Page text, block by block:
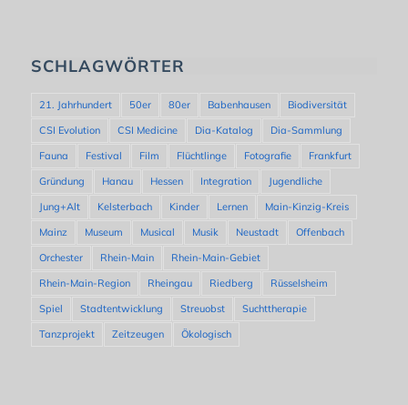
SCHLAGWÖRTER
21. Jahrhundert 50er 80er Babenhausen
Biodiversität
CSI Evolution
CSI Medicine Dia-Katalog
Dia-Sammlung
Fauna
Festival Film Flüchtlinge Fotografie
Frankfurt
Gründung
Hanau Hessen Integration
Jugendliche
Jung+Alt
Kelsterbach Kinder Lernen
Main-Kinzig-Kreis
Mainz
Museum Musical Musik Neustadt
Offenbach
Orchester
Rhein-Main
Rhein-Main-Gebiet
Rhein-Main-Region
Rheingau Riedberg
Rüsselsheim
Spiel
Stadtentwicklung Streuobst
Suchttherapie
Tanzprojekt
Zeitzeugen Ökologisch